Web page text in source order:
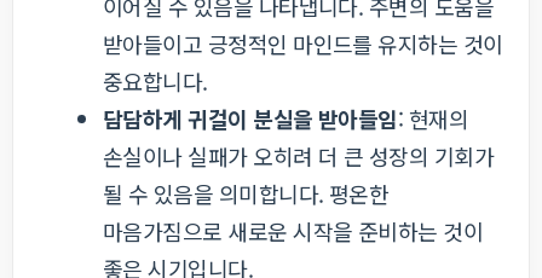
이어질 수 있음을 나타냅니다. 주변의 도움을
받아들이고 긍정적인 마인드를 유지하는 것이
중요합니다.
담담하게 귀걸이 분실을 받아들임: 현재의
손실이나 실패가 오히려 더 큰 성장의 기회가
될 수 있음을 의미합니다. 평온한
마음가짐으로 새로운 시작을 준비하는 것이
좋은 시기입니다.